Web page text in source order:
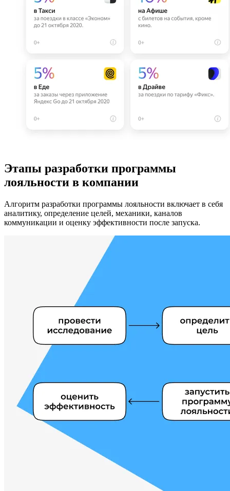
Этапы разработки программы
лояльности в компании
Алгоритм разработки программы лояльности включает в себя
аналитику, определение целей, механики, каналов
коммуникации и оценку эффективности после запуска.